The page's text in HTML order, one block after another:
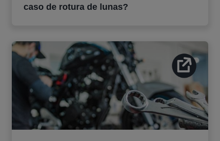
caso de rotura de lunas?